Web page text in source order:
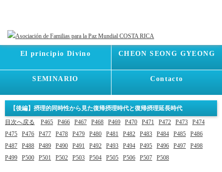
El principio Divino CHEON SEONG GYEONG
SEMINARIO Contacto
【後編】摂理的同時性から見た復帰摂理時代と復帰摂理延長時代
目次へ戻る
P465 P466 P467 P468 P469 P470 P471 P472 P473
P474
P475
P476 P477 P478 P479 P480 P481 P482 P483 P484 P485
P486
P487
P488 P489 P490 P491 P492 P493 P494 P495 P496 P497
P498
P499
P500 P501 P502 P503 P504 P505 P506 P507 P508